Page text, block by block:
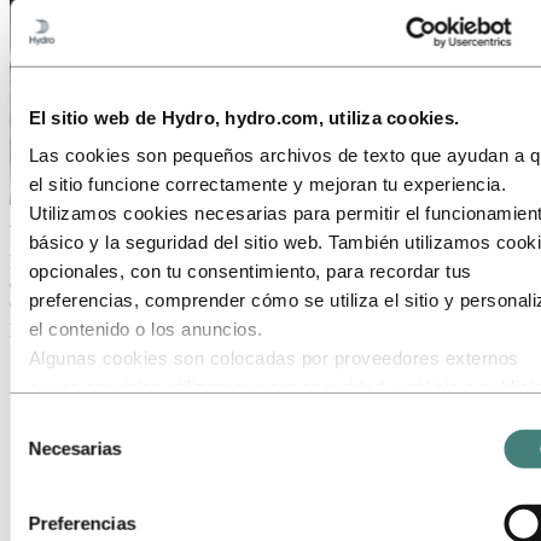
El sitio web de Hydro, hydro.com, utiliza cookies.
Las cookies son pequeños archivos de texto que ayudan a
el sitio funcione correctamente y mejoran tu experiencia.
Utilizamos cookies necesarias para permitir el
básico y la seguridad del sitio web. También utilizamos
opcionales, con tu consentimiento, para recordar tus
preferencias, comprender cómo se utiliza el sitio y
el contenido o los anuncios.
Algunas cookies son colocadas por proveedores externos
uso de nuestro sitio con otra información que les hayas
proporcionado o que hayan recopilado a través de tu uso de
servicios. El tercero listado como responsable de una
terceros es el Responsable del Tratamiento de los datos
Necesarias
Preferencias
Acerca de Hydro
Hydro es una empresa líder en aluminio y energías renovables que
desarrolla negocios y asociaciones para un futuro más sostenible.
Contamos con 32 000 empleados en más de 140 ubicaciones y 40
países.
Ir a:Aluminio
Productos
Innovación e I+D
Ir a:Sostenibilidad